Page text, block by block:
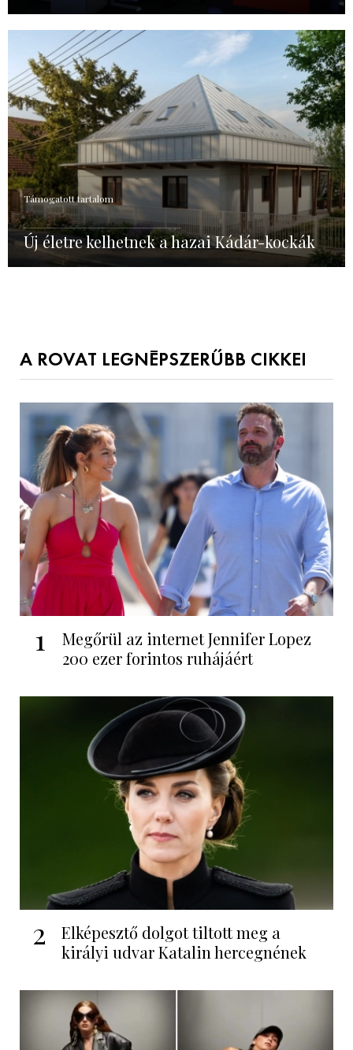
Támogatott tartalom
Új életre kelhetnek a hazai Kádár-kockák
A ROVAT LEGNÉPSZERŰBB CIKKEI
1
Megőrül az internet Jennifer Lopez
200 ezer forintos ruhájáért
2
Elképesztő dolgot tiltott meg a
királyi udvar Katalin hercegnének